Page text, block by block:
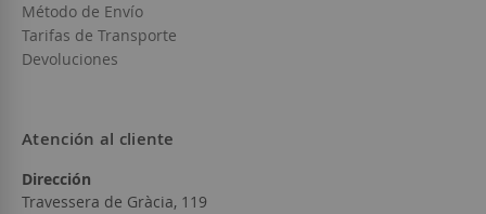
Método de Envío
Tarifas de Transporte
Devoluciones
Atención al cliente
Dirección
Travessera de Gràcia, 119